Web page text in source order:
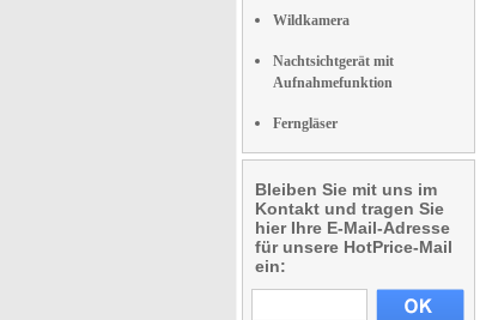
Wildkamera
Nachtsichtgerät mit
Aufnahmefunktion
Ferngläser
Bleiben Sie mit uns im
Kontakt und tragen Sie
hier Ihre E-Mail-Adresse
für unsere HotPrice-Mail
ein: